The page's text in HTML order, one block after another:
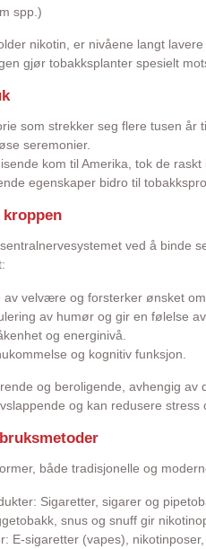
spp.)
nikotin, er nivåene langt
gjør tobakksplanter spesielt
som strekker seg flere tusen
seremonier.
kom til Amerika, tok de
egenskaper bidro til
ved å binde
velvære og forsterker ønsket
av humør og gir en følelse av
og energinivå.
og kognitiv funksjon.
og beroligende, avhengig
og kan redusere stress
både tradisjonelle og
Sigaretter, sigarer og
snus og snuff gir
E-sigaretter (vapes),